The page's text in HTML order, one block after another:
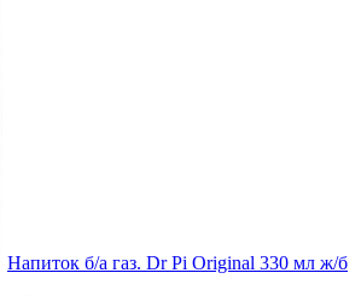
Напиток б/а газ. Dr Pi Original 330 мл ж/б